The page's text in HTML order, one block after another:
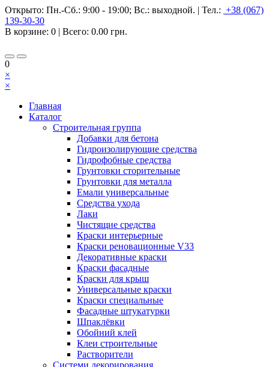
Открыто: Пн.-Сб.: 9:00 - 19:00; Вс.: выходной. | Тел.: +38 (067)
139-30-30
В корзине: 0 | Всего: 0.00 грн.
0
×
×
Главная
Каталог
Строительная группа
Добавки для бетона
Гидроизолирующие средства
Гидрофобные средства
Грунтовки сторительные
Грунтовки для металла
Емали универсальные
Средства ухода
Лаки
Чистящие средства
Краски интерьерные
Краски реновационные V33
Декоративные краски
Краски фасадные
Краски для крыш
Универсальные краски
Краски специальные
Фасадные штукатурки
Шпаклёвки
Обойний клей
Клеи строительные
Растворители
Системи декорирования